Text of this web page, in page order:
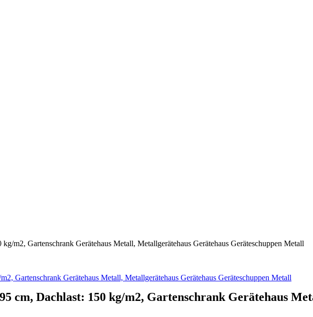
m2, Gartenschrank Gerätehaus Metall, Metallgerätehaus Gerätehaus Geräteschuppen Metall
cm, Dachlast: 150 kg/m2, Gartenschrank Gerätehaus